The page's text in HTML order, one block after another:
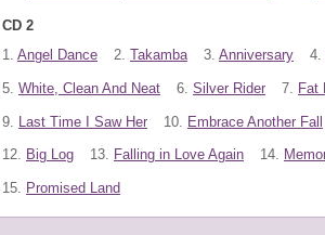
CD 2
1. Angel Dance 2. Takamba 3. Anniversary 4.
5. White, Clean And Neat 6. Silver Rider 7. Fat
9. Last Time I Saw Her 10. Embrace Another Fall
12. Big Log 13. Falling in Love Again 14.
15. Promised Land